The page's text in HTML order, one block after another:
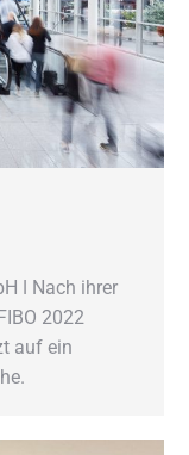
ǀ Nach ihrer
2022
auf ein